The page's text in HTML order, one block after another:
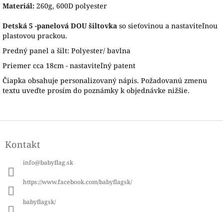
Materiál: 260g, 600D polyester
Detská 5 -panelová DOU šiltovka so sieťovinou a nastaviteľnou
plastovou prackou.
Predný panel a šilt: Polyester/ bavlna
Priemer cca 18cm - nastaviteľný patent
Čiapka obsahuje personalizovaný nápis. Požadovanú zmenu
textu uveďte prosím do poznámky k objednávke nižšie.
Z
pKontakt
info@babyflag.sk
https://www.facebook.com/babyflagsk/
babyflagsk/